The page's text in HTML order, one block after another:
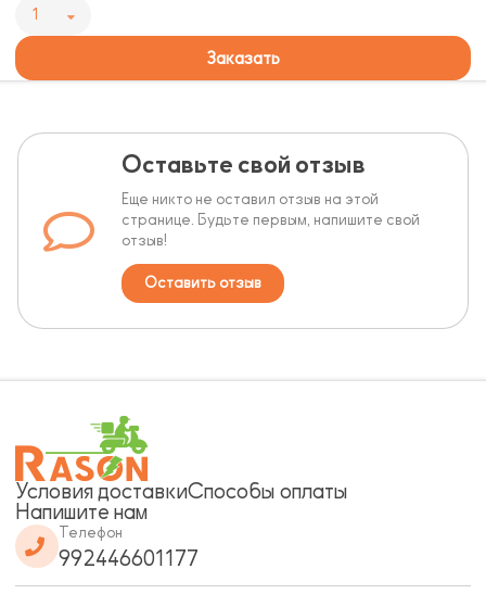
1
Заказать
Оставьте свой отзыв
Еще никто не оставил отзыв на этой
странице. Будьте первым, напишите свой
отзыв!
Оставить отзыв
Условия доставкиСпособы оплаты
Напишите нам
Телефон
992446601177